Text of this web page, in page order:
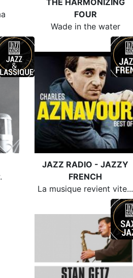
THE HARMONIZING
FOUR
Wade in the water
JAZZ RADIO - JAZZY
FRENCH
La musique revient vite...